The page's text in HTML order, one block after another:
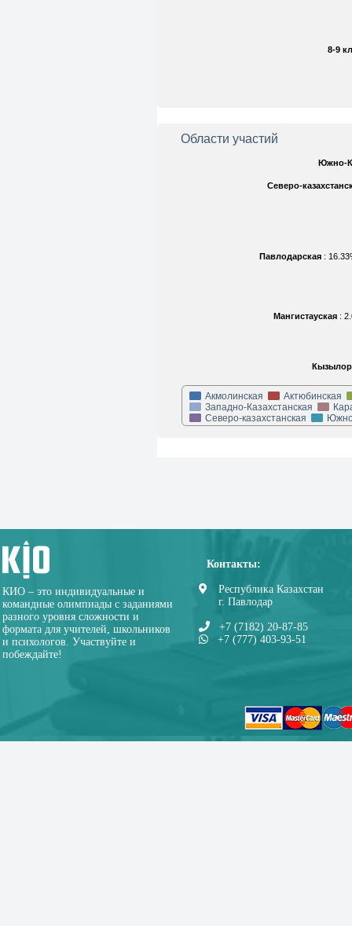
8-9
Области участий
Мангистауская :
Павлодарская :
Северо-
Южно-
Акмолинская
Актюбинская
Западно-Казахстанская
Северо-казахстанская
КИО – это индивидуальные и
командные олимпиады с заданиями
разного уровня сложности и
формата для учителей, школьников
и психологов. Участвуйте и
побеждайте!
Контакты:
Республика Казахстан
г. Павлодар
+7 (7182) 20-87-85
+7 (777) 403-93-51